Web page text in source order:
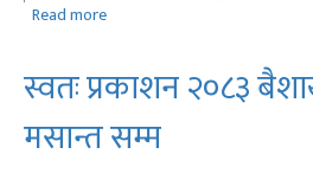
Read more
स्वतः प्रकाशन २०८३
मसान्त सम्म